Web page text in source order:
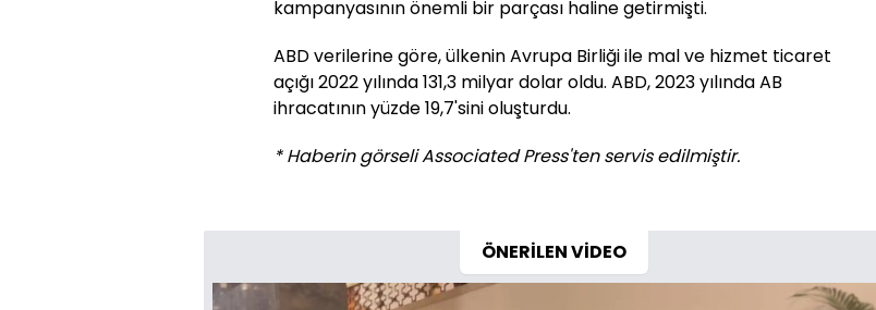
kampanyasının önemli bir parçası haline getirmişti.
ABD verilerine göre, ülkenin Avrupa Birliği ile mal ve hizmet ticaret
açığı 2022 yılında 131,3 milyar dolar oldu. ABD, 2023 yılında AB
ihracatının yüzde 19,7'sini oluşturdu.
* Haberin görseli Associated Press'ten servis edilmiştir.
ÖNERİLEN VİDEO